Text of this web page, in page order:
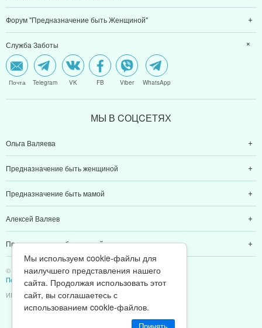
Форум "Предназначение быть Женщиной"
Служба Заботы
Почта Telegram VK FB Viber WhatsApp
МЫ В CОЦCЕТЯХ
Ольга Валяева
Предназначение быть женщиной
Предназначение быть мамой
Алексей Валяев
Предназначение быть папой
© 2011-2026 Предназначение быть Женщиной
Политика конфиденциальности
ИП Валяев А. В. | ИНН 380111808709
Мы используем cookie-файлы для
наилучшего представления нашего
сайта. Продолжая использовать этот
сайт, вы соглашаетесь с
использованием cookie-файлов.